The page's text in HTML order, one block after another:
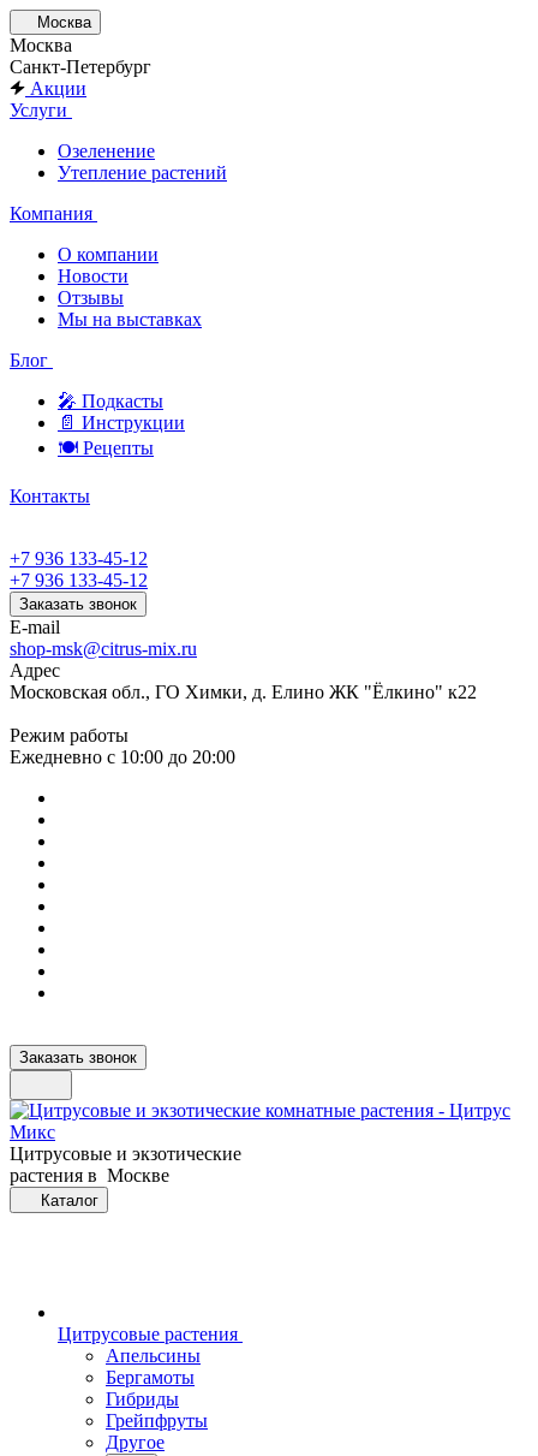
Москва
Москва
Санкт-Петербург
Акции
Услуги
Озеленение
Утепление растений
Компания
О компании
Новости
Отзывы
Мы на выставках
Блог
🎤︎︎ Подкасты
📄 Инструкции
🍽 Рецепты
Контакты
+7 936 133-45-12
+7 936 133-45-12
Заказать звонок
E-mail
shop-msk@citrus-mix.ru
Адрес
Московская обл., ГО Химки, д. Елино ЖК "Ёлкино" к22
Режим работы
Ежедневно с 10:00 до 20:00
Заказать звонок
Цитрусовые и экзотические
растения в Москве
Каталог
Цитрусовые растения
Апельсины
Бергамоты
Гибриды
Грейпфруты
Другое